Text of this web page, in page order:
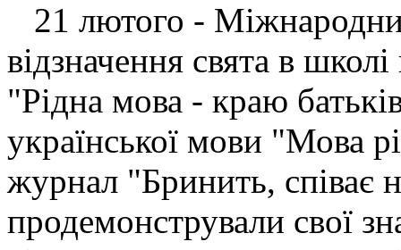
21 лютого -
відзначення свята в
"Рідна мова - краю
української мови "Мова
журнал "Бринить, співає
продемонстрували свої